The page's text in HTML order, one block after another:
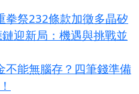
拳祭232條款加徵多晶矽
迎新局：機遇與挑戰並
不能無腦存？四筆錢準備